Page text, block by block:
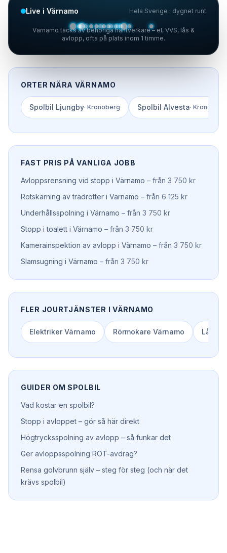
Live i Värnamo Hela Sverige · dygnet runt
Värnamo täcks av behöriga hantverkare – el, VVS, lås &
avlopp, ofta på plats inom 1 timme.
ORTER NÄRA VÄRNAMO
Spolbil Ljungby· Kronoberg Spolbil Alvesta· Kronoberg
FAST PRIS PÅ VANLIGA JOBB
Avloppsrensning vid stopp i Värnamo – från 3 750 kr
Rotskärning av trädrötter i Värnamo – från 6 125 kr
Underhållsspolning i Värnamo – från 3 750 kr
Stopp i toalett i Värnamo – från 3 750 kr
Kamerainspektion av avlopp i Värnamo – från 3 750 kr
Slamsugning i Värnamo – från 3 750 kr
FLER JOURTJÄNSTER I VÄRNAMO
Elektriker Värnamo Rörmokare Värnamo
GUIDER OM SPOLBIL
Vad kostar en spolbil?
Stopp i avloppet – gör så här direkt
Högtrycksspolning av avlopp – så funkar det
Ger avloppsspolning ROT-avdrag?
Rensa golvbrunn själv – steg för steg (och när det
krävs spolbil)